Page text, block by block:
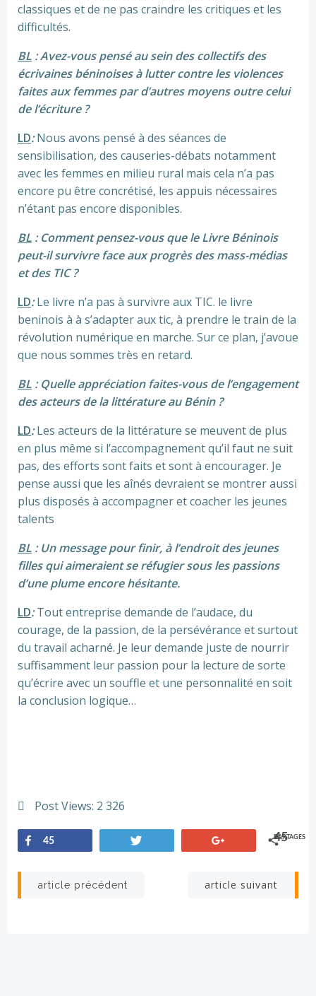
classiques et de ne pas craindre les critiques et les
difficultés.
BL : Avez-vous pensé au sein des collectifs des
écrivaines béninoises à lutter contre les violences
faites aux femmes par d’autres moyens outre celui
de l’écriture ?
LD:Nous avons pensé à des séances de
sensibilisation, des causeries-débats notamment
avec les femmes en milieu rural mais cela n’a pas
encore pu être concrétisé, les appuis nécessaires
n’étant pas encore disponibles.
BL : Comment pensez-vous que le Livre Béninois
peut-il survivre face aux progrès des mass-médias
et des TIC ?
LD:Le livre n’a pas à survivre aux TIC. le livre
beninois à à s’adapter aux tic, à prendre le train de la
révolution numérique en marche. Sur ce plan, j’avoue
que nous sommes très en retard.
BL : Quelle appréciation faites-vous de l’engagement
des acteurs de la littérature au Bénin ?
LD:Les acteurs de la littérature se meuvent de plus
en plus même si l’accompagnement qu’il faut ne suit
pas, des efforts sont faits et sont à encourager. Je
pense aussi que les aînés devraient se montrer aussi
plus disposés à accompagner et coacher les jeunes
talents
BL : Un message pour finir, à l’endroit des jeunes
filles qui aimeraient se réfugier sous les passions
d’une plume encore hésitante.
LD:Tout entreprise demande de l’audace, du
courage, de la passion, de la persévérance et surtout
du travail acharné. Je leur demande juste de nourrir
suffisamment leur passion pour la lecture de sorte
qu’écrire avec un souffle et une personnalité en soit
la conclusion logique…
Post Views: 2 326
45 PARTAGES
45
Navigation
article précédent
Navigation
article suivant